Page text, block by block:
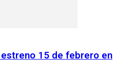
estreno 15 de febrero en